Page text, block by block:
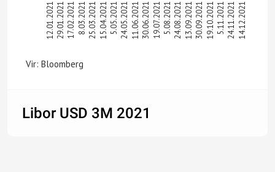
12.01.202129.01.202117.02.20218.03.202125.03.202115.04.20215.05.202124.05.202111.06.202130.06.202119.07.20215.08.202124.08.202113.09.202130.09.202119.10.20215.11.202124.11.202114.12.2021
Vir: Bloomberg
Libor USD 3M 2021